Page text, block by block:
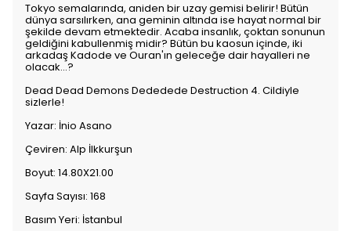
Tokyo semalarında, aniden bir uzay gemisi belirir! Bütün
dünya sarsılırken, ana geminin altında ise hayat normal bir
şekilde devam etmektedir. Acaba insanlık, çoktan sonunun
geldiğini kabullenmiş midir? Bütün bu kaosun içinde, iki
arkadaş Kadode ve Ouran'ın geleceğe dair hayalleri ne
olacak...?
Dead Dead Demons Dededede Destruction 4. Cildiyle
sizlerle!
Yazar: İnio Asano
Çeviren: Alp İlkkurşun
Boyut: 14.80X21.00
Sayfa Sayısı: 168
Basım Yeri: İstanbul